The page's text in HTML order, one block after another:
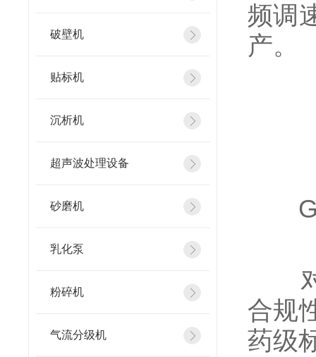
破壁机
贴标机
沉析机
超声波处理设备
砂磨机
乳化泵
粉碎机
气流分级机
频调
产。
对
合规
药级